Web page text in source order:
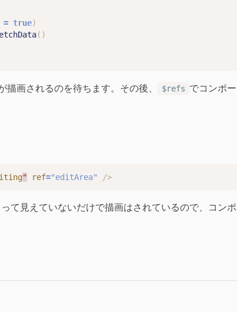
= true)
()
描画されるのを待ちます。その後、 $refs でコンポ
" ref="editArea" />
て見えていないだけで描画はされているので、コン